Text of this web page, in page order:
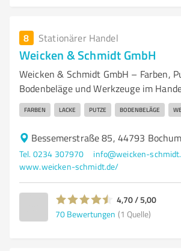
8 Stationärer Handel
Weicken & Schmidt GmbH
Weicken & Schmidt GmbH – Farben,
Bodenbeläge und Werkzeuge im
FARBEN LACKE PUTZE BODENBELÄGE
Bessemerstraße 85, 44793 Bochum
Tel. 0234 307970
info@weicken-
www.weicken-schmidt.de/
4,70 / 5,00
70 Bewertungen (1 Quelle)